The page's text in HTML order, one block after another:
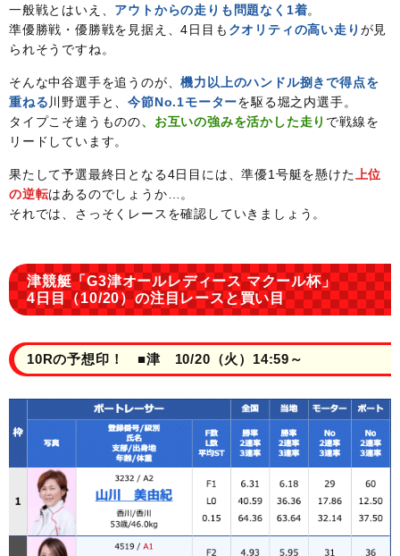
一般戦とはいえ、 アウトからの走りも問題なく1着。
準優勝戦・優勝戦を見据え、4日目も クオリティの高い走り が見
られそうですね。
そんな中谷選手を追うのが、機力以上のハンドル捌きで得点を
重ねる 川野選手と、今節No.1モーターを駆る堀之内選手。
タイプこそ違うものの、お互いの強みを活かした走り で戦線を
リードしています。
果たして予選最終日となる4日目には、準優1号艇を懸けた
上位
の逆転はあるのでしょうか…。
それでは、さっそくレースを確認していきましょう。
津競艇「G3津オールレディース マクール杯」
4日目（10/20）の注目レースと買い目
10Rの予想印！ ■津 10/20（火）14:59～